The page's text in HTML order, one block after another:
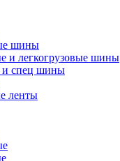
шины
и легкогрузовые шины
и спец шины
ленты